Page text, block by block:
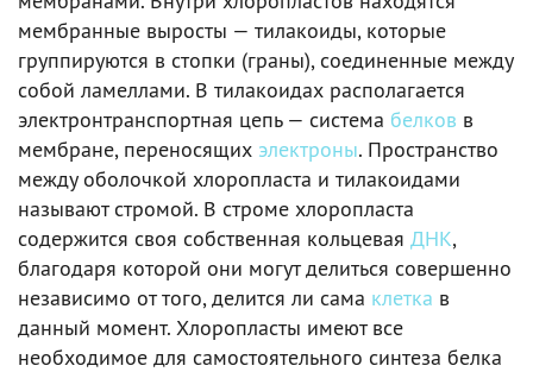
мембранные выросты — тилакоиды, которые
группируются в стопки (граны), соединенные между
собой ламеллами. В тилакоидах располагается
электронтранспортная цепь — система белков в
мембране, переносящих электроны. Пространство
между оболочкой хлоропласта и тилакоидами
называют стромой. В строме хлоропласта
содержится своя собственная кольцевая ДНК,
благодаря которой они могут делиться совершенно
независимо от того, делится ли сама клетка в
данный момент. Хлоропласты имеют все
необходимое для самостоятельного синтеза белка